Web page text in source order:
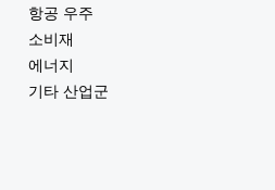
항공 우주
소비재
에너지
기타 산업군